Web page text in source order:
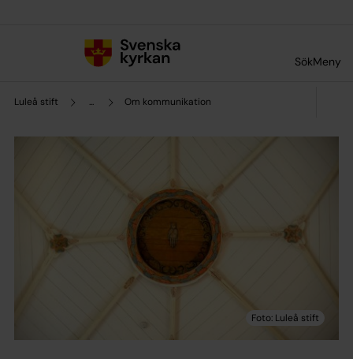
SökMeny
Luleå stift ... Om kommunikation